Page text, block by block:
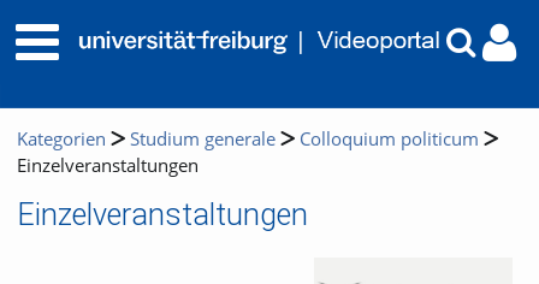
Kategorien Studium generale
Colloquium politicum
Einzelveranstaltungen
Einzelveranstaltungen